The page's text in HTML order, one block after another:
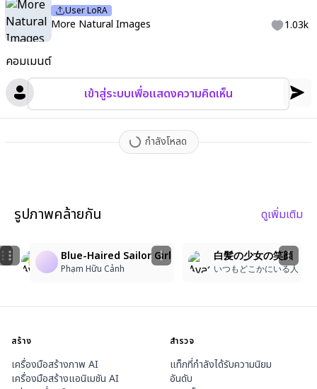
คอมเมนต์
เข้าสู่ระบบเพื่อแสดงความคิดเห็น
กำลังโหลด
User LoRA
More Natural Images 1.03k
รูปภาพคล้ายกัน ดูเพิ่มเติม
佐久間恋晴
masterpiece, best quality, delicate lineart, thick
아아
Blue-Haired Sailor Girl
Phạm Hữu Cảnh
白髪の少女の笑顔
いつもどこかにいる人
สร้าง
เครื่องมือสร้างภาพ AI
เครื่องมือสร้างแอนิเมชัน AI
สำรวจ
แท็กที่กำลังได้รับความนิยม
อันดับ